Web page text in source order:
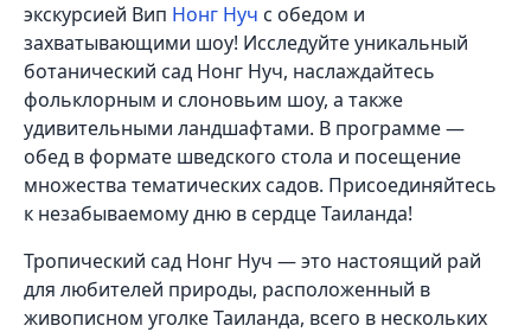
экскурсией Вип Нонг Нуч с обедом и
захватывающими шоу! Исследуйте уникальный
ботанический сад Нонг Нуч, наслаждайтесь
фольклорным и слоновьим шоу, а также
удивительными ландшафтами. В программе —
обед в формате шведского стола и посещение
множества тематических садов. Присоединяйтесь
к незабываемому дню в сердце Таиланда!
Тропический сад Нонг Нуч — это настоящий рай
для любителей природы, расположенный в
живописном уголке Таиланда, всего в нескольких